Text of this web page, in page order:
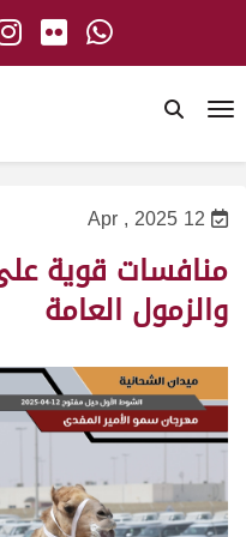
12 Apr , 2025
منافسات قوية
والزمول العامة